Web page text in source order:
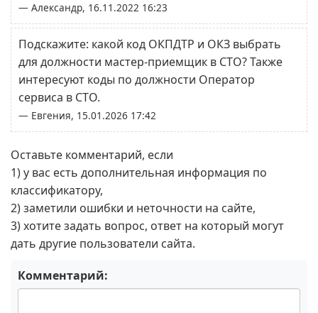
— Александр, 16.11.2022 16:23
Подскажите: какой код ОКПДТР и ОКЗ выбрать
для должности мастер-приемщик в СТО? Также
интересуют коды по должности Оператор
сервиса в СТО.
— Евгения, 15.01.2026 17:42
Оставьте комментарий, если
1) у вас есть дополнительная информация по
классификатору,
2) заметили ошибки и неточности на сайте,
3) хотите задать вопрос, ответ на который могут
дать другие пользователи сайта.
Комментарий: